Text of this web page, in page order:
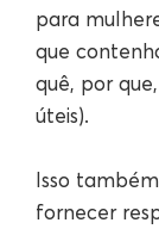
para
que
quê, por
úteis).
Isso
fornecer